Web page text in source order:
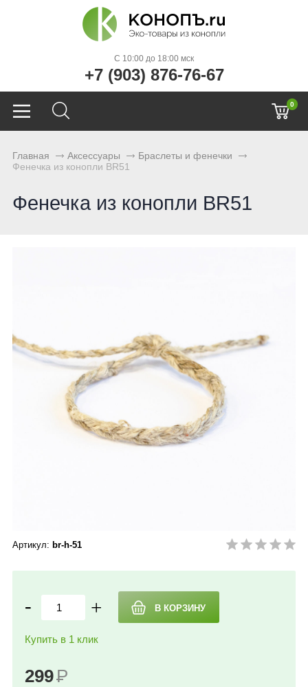
C 10:00 до 18:00 мск
+7 (903) 876-76-67
0
Главная Аксессуары
Браслеты и фенечки
Фенечка из конопли BR51
Фенечка из конопли BR51
Артикул: br-h-51
- +
Купить в 1 клик
299Р